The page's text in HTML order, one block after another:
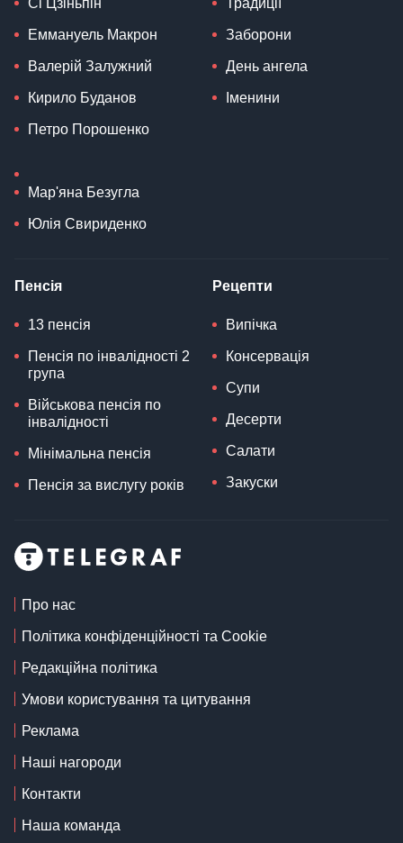
Сі Цзіньпін
Еммануель Макрон
Валерій Залужний
Кирило Буданов
Петро Порошенко
Мар'яна Безугла
Юлія Свириденко
Традиції
Заборони
День ангела
Іменини
Пенсія
13 пенсія
Пенсія по інвалідності 2
група
Військова пенсія по
інвалідності
Мінімальна пенсія
Пенсія за вислугу років
Рецепти
Випічка
Консервація
Супи
Десерти
Салати
Закуски
Про нас
Політика конфіденційності та Cookie
Редакційна політика
Умови користування та цитування
Реклама
Наші нагороди
Контакти
Наша команда